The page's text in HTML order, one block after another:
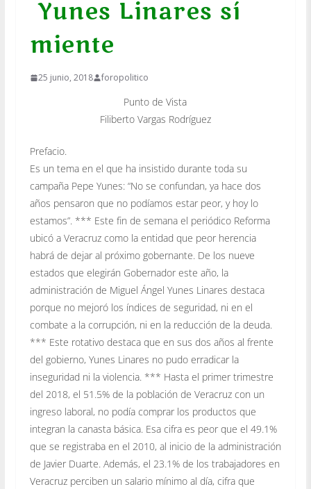
Yunes Linares sí
miente
25 junio, 2018 foropolitico
Punto de Vista
Filiberto Vargas Rodríguez
Prefacio.
Es un tema en el que ha insistido durante toda su
campaña Pepe Yunes: “No se confundan, ya hace dos
años pensaron que no podíamos estar peor, y hoy lo
estamos”. *** Este fin de semana el periódico Reforma
ubicó a Veracruz como la entidad que peor herencia
habrá de dejar al próximo gobernante. De los nueve
estados que elegirán Gobernador este año, la
administración de Miguel Ángel Yunes Linares destaca
porque no mejoró los índices de seguridad, ni en el
combate a la corrupción, ni en la reducción de la deuda.
*** Este rotativo destaca que en sus dos años al frente
del gobierno, Yunes Linares no pudo erradicar la
inseguridad ni la violencia. *** Hasta el primer trimestre
del 2018, el 51.5% de la población de Veracruz con un
ingreso laboral, no podía comprar los productos que
integran la canasta básica. Esa cifra es peor que el 49.1%
que se registraba en el 2010, al inicio de la administración
de Javier Duarte. Además, el 23.1% de los trabajadores en
Veracruz perciben un salario mínimo al día, cifra que